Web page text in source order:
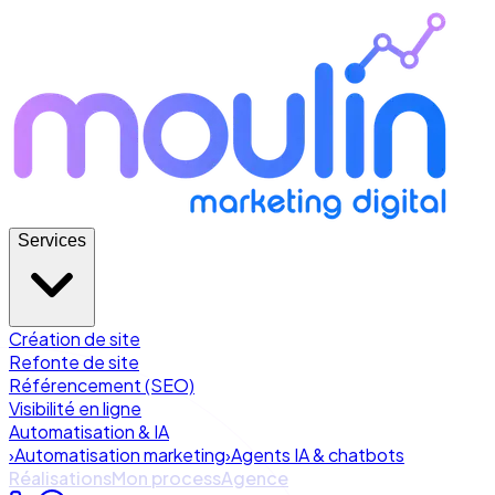
Services
Création de site
Refonte de site
Référencement (SEO)
Visibilité en ligne
Automatisation & IA
›Automatisation marketing›Agents IA & chatbots
RéalisationsMon processAgence